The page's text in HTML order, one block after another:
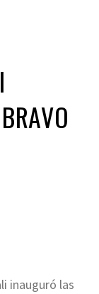
inauguró las